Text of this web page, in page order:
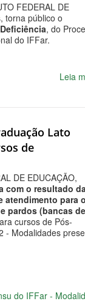
FEDERAL DE
torna público o
, do
do IFFar.
Leia
Lato
de
DE EDUCAÇÃO,
com o resultado da
atendimento para o
pardos (bancas de
cursos de Pós-
- Modalidades
do IFFar -